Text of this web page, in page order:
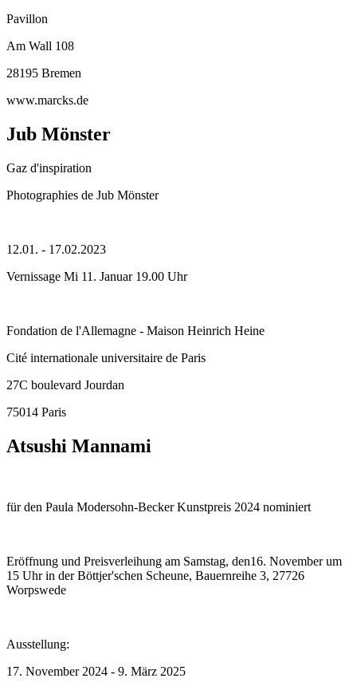
Pavillon
Am Wall 108
28195 Bremen
www.marcks.de
Jub Mönster
Gaz d'inspiration
Photographies de Jub Mönster
12.01. - 17.02.2023
Vernissage Mi 11. Januar 19.00 Uhr
Fondation de l'Allemagne - Maison Heinrich Heine
Cité internationale universitaire de Paris
27C boulevard Jourdan
75014 Paris
Atsushi Mannami
für den Paula Modersohn-Becker Kunstpreis 2024 nominiert
Eröffnung und Preisverleihung am Samstag, den16. November um
15 Uhr in der Böttjer'schen Scheune, Bauernreihe 3, 27726
Worpswede
Ausstellung:
17. November 2024 - 9. März 2025